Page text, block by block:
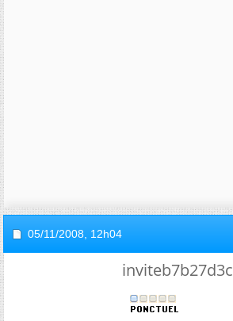
05/11/2008, 12h04
inviteb7b27d3c